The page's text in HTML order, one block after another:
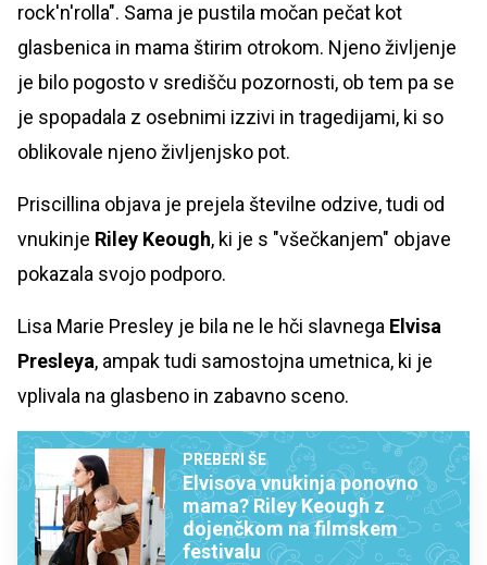
rock'n'rolla". Sama je pustila močan pečat kot
glasbenica in mama štirim otrokom. Njeno življenje
je bilo pogosto v središču pozornosti, ob tem pa se
je spopadala z osebnimi izzivi in tragedijami, ki so
oblikovale njeno življenjsko pot.
Priscillina objava je prejela številne odzive, tudi od
vnukinje Riley Keough, ki je s "všečkanjem" objave
pokazala svojo podporo.
Lisa Marie Presley je bila ne le hči slavnega Elvisa
Presleya, ampak tudi samostojna umetnica, ki je
vplivala na glasbeno in zabavno sceno.
PREBERI ŠE
Elvisova vnukinja ponovno
mama? Riley Keough z
dojenčkom na filmskem
festivalu